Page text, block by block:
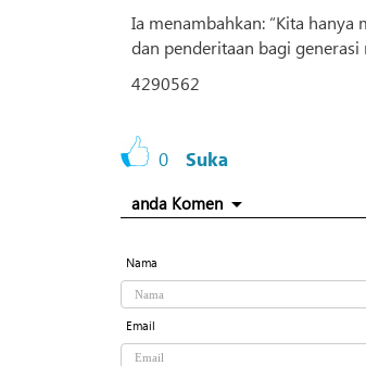
Ia menambahkan: “Kita
dan penderitaan bagi generasi
4290562
0 Suka
anda Komen
Nama
Email